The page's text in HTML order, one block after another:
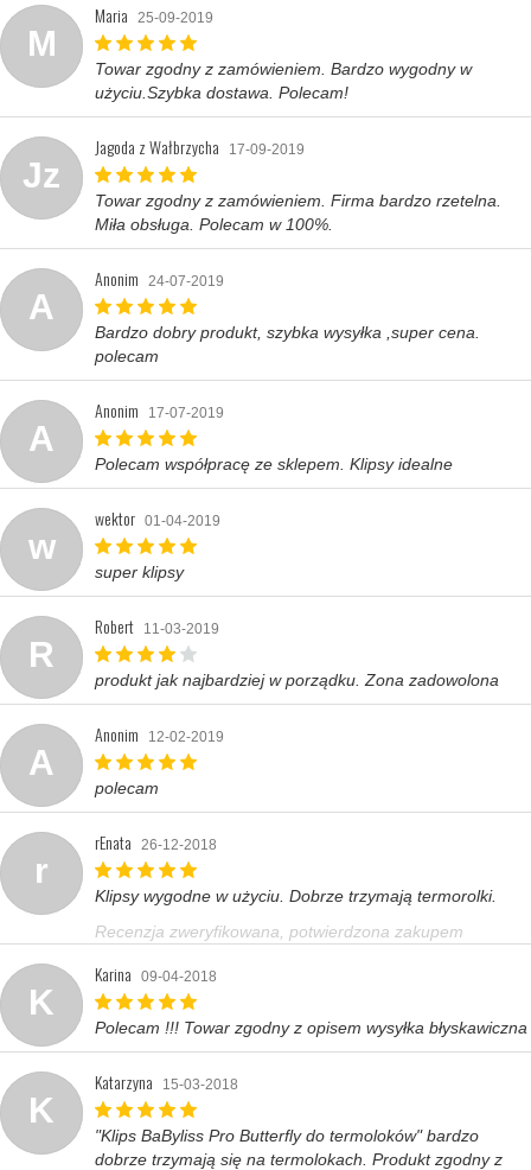
M
Maria 25-09-2019
Towar zgodny z zamówieniem. Bardzo wygodny w
użyciu.Szybka dostawa. Polecam!
Jz
Jagoda z Wałbrzycha 17-09-2019
Towar zgodny z zamówieniem. Firma bardzo rzetelna.
Miła obsługa. Polecam w 100%.
A
Anonim 24-07-2019
Bardzo dobry produkt, szybka wysyłka ,super cena.
polecam
A
Anonim 17-07-2019
Polecam współpracę ze sklepem. Klipsy idealne
w
wektor 01-04-2019
super klipsy
R
Robert 11-03-2019
produkt jak najbardziej w porządku. Zona zadowolona
A
Anonim 12-02-2019
polecam
r
rEnata 26-12-2018
Klipsy wygodne w użyciu. Dobrze trzymają termorolki.
Recenzja zweryfikowana, potwierdzona zakupem
K
Karina 09-04-2018
Polecam !!! Towar zgodny z opisem wysyłka błyskawiczna
K
Katarzyna 15-03-2018
"Klips BaByliss Pro Butterfly do termoloków" bardzo
dobrze trzymają się na termolokach. Produkt zgodny z